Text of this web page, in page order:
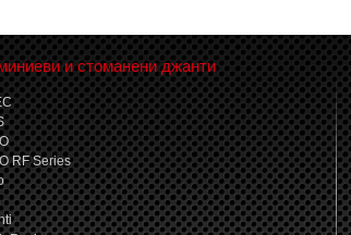
и стоманени джанти
RF Series